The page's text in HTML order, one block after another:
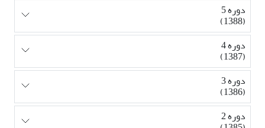
دوره 5
(1388)
دوره 4
(1387)
دوره 3
(1386)
دوره 2